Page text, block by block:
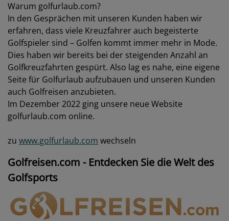
Warum golfurlaub.com?
In den Gesprächen mit unseren Kunden haben wir
erfahren, dass viele Kreuzfahrer auch begeisterte
Golfspieler sind – Golfen kommt immer mehr in Mode.
Dies haben wir bereits bei der steigenden Anzahl an
Golfkreuzfahrten gespürt. Also lag es nahe, eine eigene
Seite für Golfurlaub aufzubauen und unseren Kunden
auch Golfreisen anzubieten.
Im Dezember 2022 ging unsere neue Website
golfurlaub.com online.
zu www.golfurlaub.com wechseln
Golfreisen.com - Entdecken Sie die Welt des
Golfsports